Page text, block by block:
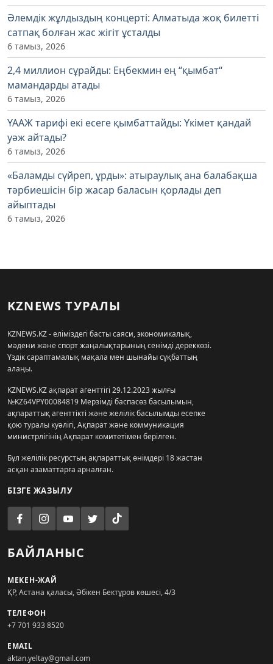
Әлемдік жұлдыздың концерті: Алматыда жоқ билетті
сатпақ болған жас жігіт ұсталды
6 тамыз, 2026
2,4 миллион сұрайды: Еңбекмин ең “қымбат“
мамандарды атады
6 тамыз, 2026
ҮААЖ тарифі екі есеге қымбаттайды: Үкімет қандай
уәж айтады?
6 тамыз, 2026
«Баламды сүйреп, ұрды»: атыраулық ана балабақша
тәрбиешісін бір жасар баласын қорлады деп
айыптады
6 тамыз, 2026
KZNEWS ТУРАЛЫ
KZNEWS.KZ - еліміздегі басты саяси, экономикалық,
мәдени және спорт жаңалықтарының сенімді дереккөзі.
Үздік сараптамалық мақала мен шынайы сұқбаттың
алаңы.
KZNEWS.KZ ақпарат агенттігі 29.12.2023 жылғы
№KZ64VPY00084819 Мерзімді баспасөз басылымын,
ақпараттық агенттікті және желілік басылымды есепке
қою туралы куәлігі, Ақпарат және коммуникация
министрлігінің Ақпарат комитетімен берілген.
Бұл желілік ресурстың ақпараттық өнімдері 18 жастан
асқан азаматтарға арналған.
БІЗГЕ ЖАЗЫЛУ
БАЙЛАНЫС
МЕКЕН-ЖАЙ
ҚР, Астана қаласы, Әбікен Бектұров көшесі, 4/3
ТЕЛЕФОН
+7 701 933 8520
EMAIL
aktan.yeltay@gmail.com